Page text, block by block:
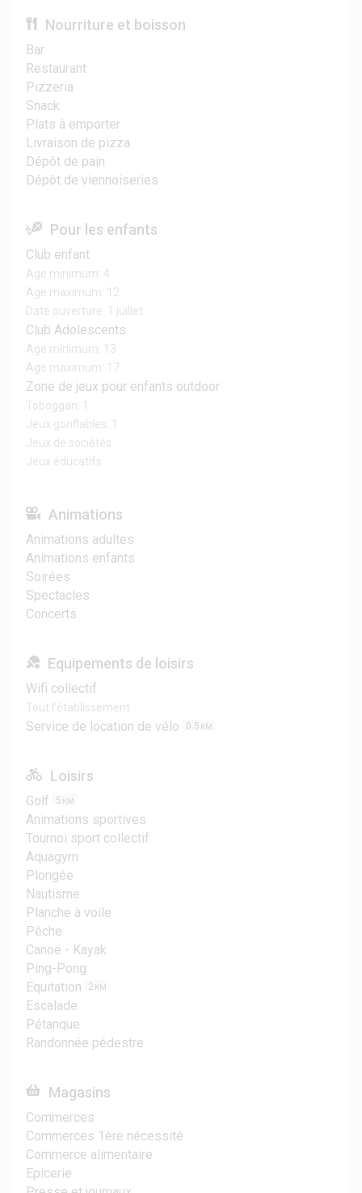
Nourriture et boisson
Bar
Restaurant
Pizzeria
Snack
Plats à emporter
Livraison de pizza
Dépôt de pain
Dépôt de viennoiseries
Pour les enfants
Club enfant
Age minimum: 4
Age maximum: 12
Date ouverture: 1 juillet
Club Adolescents
Age minimum: 13
Age maximum: 17
Zone de jeux pour enfants outdoor
Toboggan: 1
Jeux gonflables: 1
Jeux de sociétés
Jeux éducatifs
Animations
Animations adultes
Animations enfants
Soirées
Spectacles
Concerts
Equipements de loisirs
Wifi collectif
Tout l'établissement
Service de location de vélo 0.5 KM
Loisirs
Golf 5 KM
Animations sportives
Tournoi sport collectif
Aquagym
Plongée
Nautisme
Planche à voile
Pêche
Canoë - Kayak
Ping-Pong
Equitation
2 KM
Escalade
Pétanque
Randonnée pédestre
Magasins
Commerces
Commerces 1ère nécessité
Commerce alimentaire
Epicerie